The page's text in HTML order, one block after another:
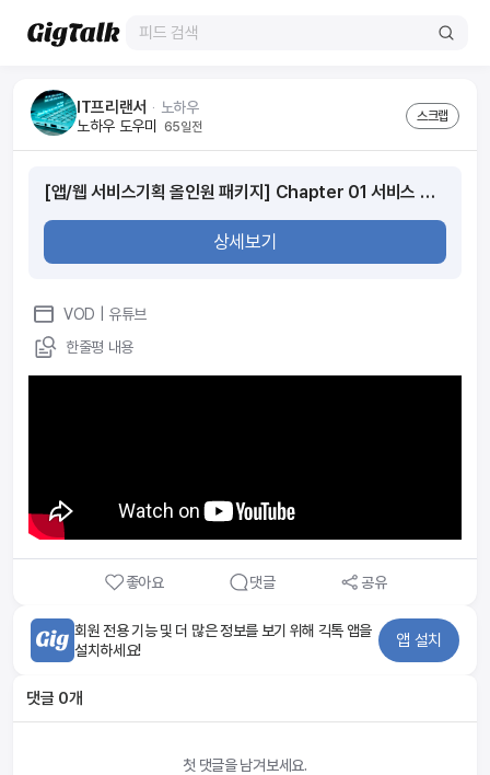
IT프리랜서 ᆞ 노하우
노하우 도우미 65일전
스크랩
[앱/웹 서비스기획 올인원 패키지] Chapter 01 서비스 기획이란 무엇인가
상세보기
VOD | 유튜브
한줄평 내용
좋아요 댓글 공유
회원 전용 기능 및 더 많은 정보를 보기 위해 긱톡 앱을
설치하세요!
앱 설치
댓글 0개
첫 댓글을 남겨보세요.